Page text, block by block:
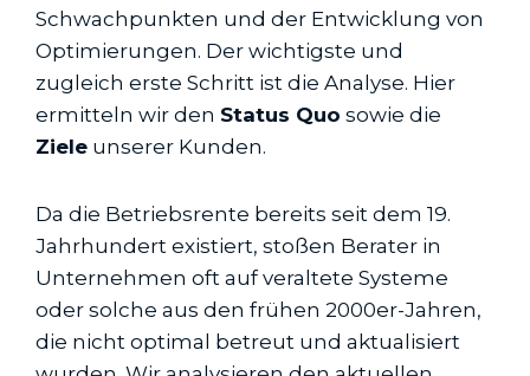
Schwachpunkten und der Entwicklung von
Optimierungen. Der wichtigste und
zugleich erste Schritt ist die Analyse. Hier
ermitteln wir den Status Quo sowie die
Ziele unserer Kunden.
Da die Betriebsrente bereits seit dem 19.
Jahrhundert existiert, stoßen Berater in
Unternehmen oft auf veraltete Systeme
oder solche aus den frühen 2000er-Jahren,
die nicht optimal betreut und aktualisiert